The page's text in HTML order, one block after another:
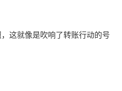
这就像是吹响了转账行动的号